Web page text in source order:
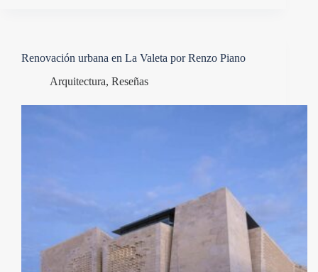
Renovación urbana en La Valeta por Renzo Piano
Arquitectura, Reseñas